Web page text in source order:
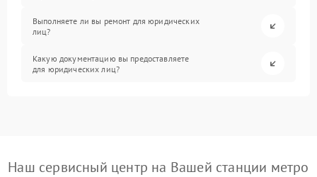
Выполняете ли вы ремонт для юридических
лиц?
Какую документацию вы предоставляете
для юридических лиц?
Наш сервисный центр на Вашей станции метро